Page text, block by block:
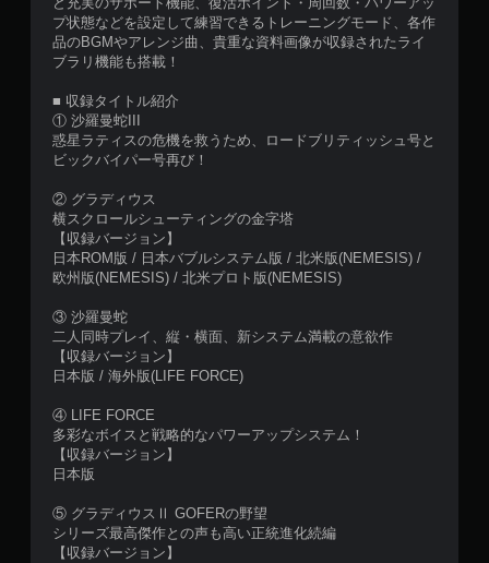
プ状態などを設定して練習できるトレーニングモード、各作
品のBGMやアレンジ曲、貴重な資料画像が収録されたライ
ブラリ機能も搭載！
■ 収録タイトル紹介
① 沙羅曼蛇III
惑星ラティスの危機を救うため、ロードブリティッシュ号と
ビックバイパー号再び！
② グラディウス
横スクロールシューティングの金字塔
【収録バージョン】
日本ROM版 / 日本バブルシステム版 / 北米版(NEMESIS) /
欧州版(NEMESIS) / 北米プロト版(NEMESIS)
③ 沙羅曼蛇
二人同時プレイ、縦・横面、新システム満載の意欲作
【収録バージョン】
日本版 / 海外版(LIFE FORCE)
④ LIFE FORCE
多彩なボイスと戦略的なパワーアップシステム！
【収録バージョン】
日本版
⑤ グラディウスⅡ GOFERの野望
シリーズ最高傑作との声も高い正統進化続編
【収録バージョン】